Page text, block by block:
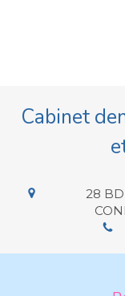
Cabinet
28